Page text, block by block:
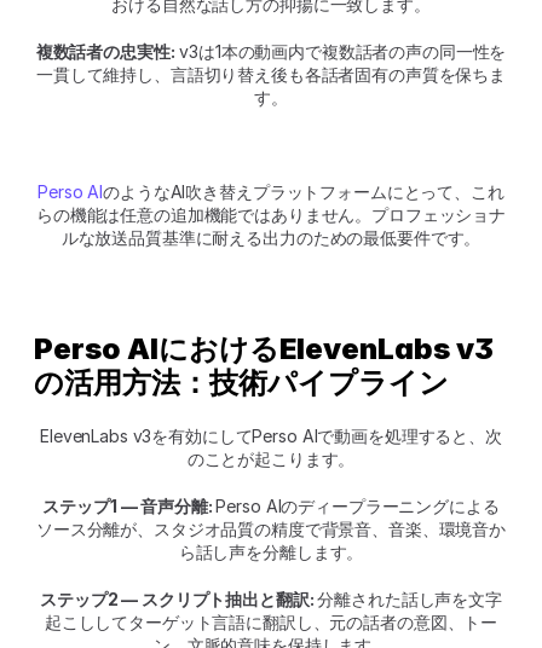
おける自然な話し方の抑揚に一致します。
複数話者の忠実性: v3は1本の動画内で複数話者の声の同一性を
一貫して維持し、言語切り替え後も各話者固有の声質を保ちま
す。
Perso AIのようなAI吹き替えプラットフォームにとって、これ
らの機能は任意の追加機能ではありません。プロフェッショナ
ルな放送品質基準に耐える出力のための最低要件です。
Perso AIにおけるElevenLabs v3
の活用方法：技術パイプライン
ElevenLabs v3を有効にしてPerso AIで動画を処理すると、次
のことが起こります。
ステップ1 — 音声分離: Perso AIのディープラーニングによる
ソース分離が、スタジオ品質の精度で背景音、音楽、環境音か
ら話し声を分離します。
ステップ2 — スクリプト抽出と翻訳: 分離された話し声を文字
起こししてターゲット言語に翻訳し、元の話者の意図、トー